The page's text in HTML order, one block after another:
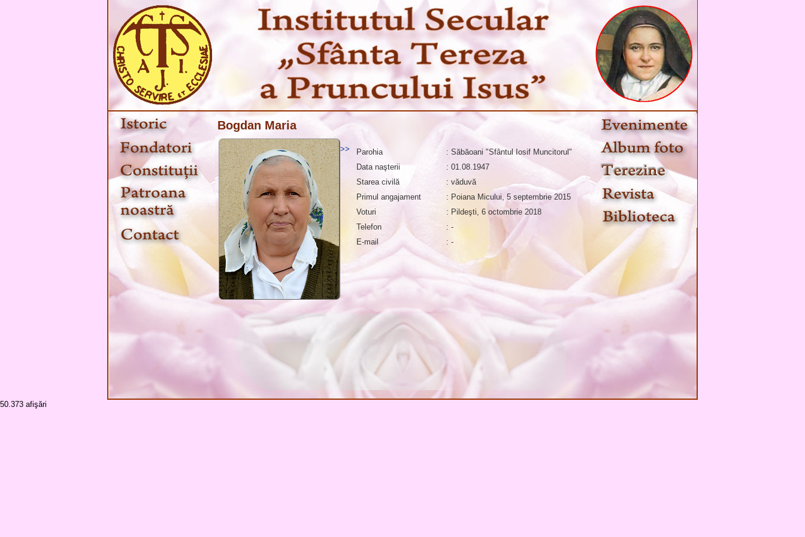
Bogdan Maria
Parohia
: Săbăoani "Sfântul Iosif Muncitorul"
Data naşterii
: 01.08.1947
Starea civilă
: văduvă
Primul angajament
: Poiana Micului, 5 septembrie 2015
Voturi
: Pildeşti, 6 octombrie 2018
Telefon
: -
E-mail
: -
>>
50.373 afişări